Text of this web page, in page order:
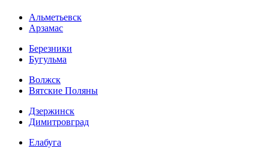
Альметьевск
Арзамас
Березники
Бугульма
Волжск
Вятские Поляны
Дзержинск
Димитровград
Елабуга